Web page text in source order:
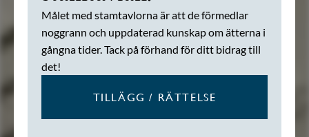
Målet med stamtavlorna är att de förmedlar
noggrann och uppdaterad kunskap om ätterna i
gångna tider. Tack på förhand för ditt bidrag till
det!
TILLÄGG / RÄTTELSE